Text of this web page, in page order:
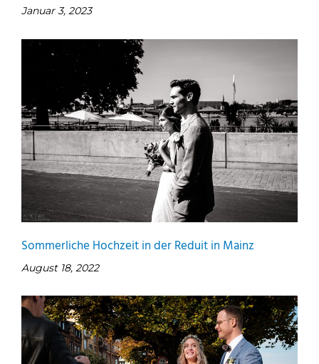
Januar 3, 2023
Sommerliche Hochzeit in der Reduit in Mainz
August 18, 2022